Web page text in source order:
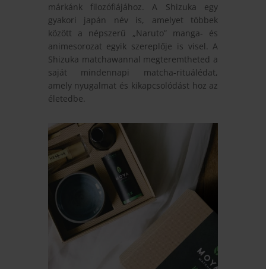
márkánk filozófiájához. A Shizuka egy
gyakori japán név is, amelyet többek
között a népszerű „Naruto” manga- és
animesorozat egyik szereplője is visel. A
Shizuka matchawannal megteremtheted a
saját mindennapi matcha-rituálédat,
amely nyugalmat és kikapcsolódást hoz az
életedbe.